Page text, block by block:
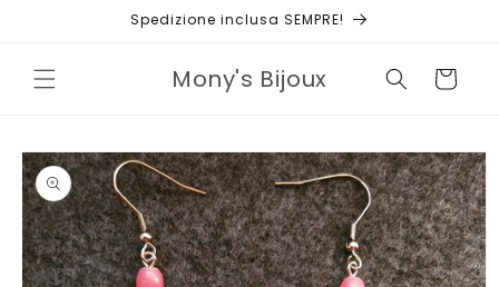
Spedizione inclusa SEMPRE!
Mony's Bijoux Carrello
Passa alle
informazioni
sul prodotto